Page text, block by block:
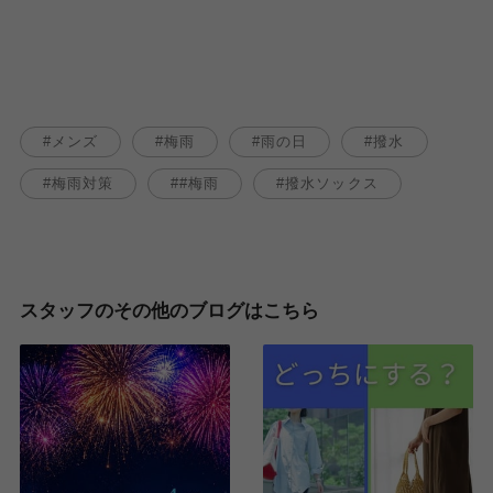
メンズ 梅雨 雨の日 撥水
梅雨対策 #梅雨 撥水ソックス
スタッフのその他のブログはこちら